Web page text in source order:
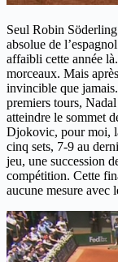
Seul Robin
absolue de
affaibli cette année
morceaux. Mais
invincible que
premiers tours,
atteindre le sommet
Djokovic, pour moi,
cinq sets, 7-9 au
jeu, une succession
compétition. Cette
aucune mesure avec